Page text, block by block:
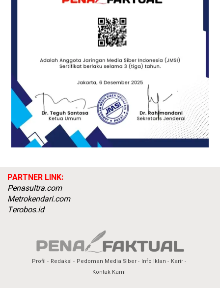
PARTNER LINK:
Penasultra.com
Metrokendari.com
Terobos.id
Profil Redaksi Pedoman Media Siber Info Iklan
Karir
Kontak Kami